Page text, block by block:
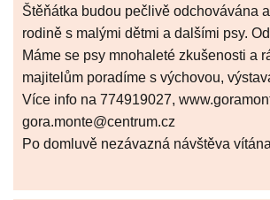
Štěňátka budou pečlivě odchovávána
rodině s malými dětmi a dalšími psy.
Máme se psy mnohaleté zkušenosti a
majitelům poradíme s výchovou,
Více info na 774919027,
gora.monte@centrum.cz
Po domluvě nezávazná návštěva